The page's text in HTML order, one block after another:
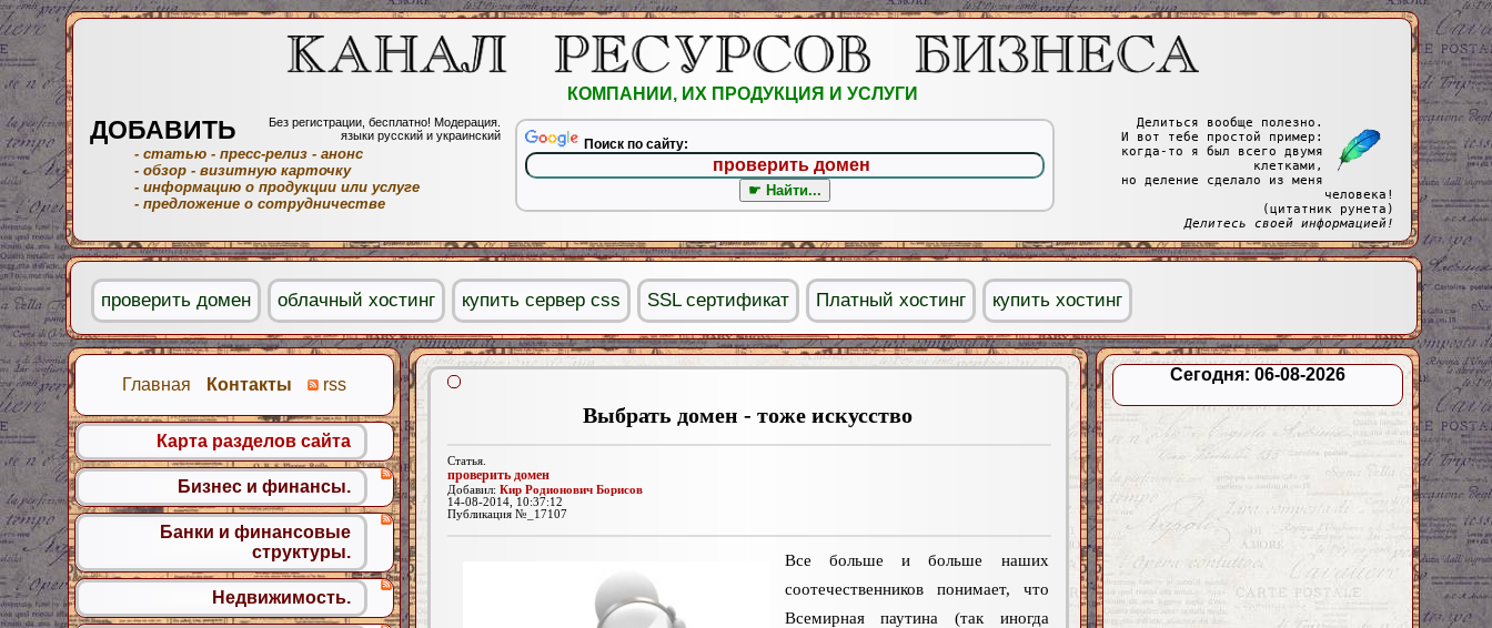
Выбрать домен - тоже искусство
Статья.
проверить домен
Добавил: Кир Родионович Борисов
14-08-2014, 10:37:12
Публикация №_17107
Все больше и больше наших
соотечественников понимает, что
Всемирная паутина (так иногда
Сегодня: 06-08-2026
Главная Контакты rss
Карта разделов сайта
Бизнес и финансы.
Банки и финансовые
структуры.
Недвижимость.
КОМПАНИИ, ИХ ПРОДУКЦИЯ И УСЛУГИ
ДОБАВИТЬ
Без регистрации, бесплатно! Модерация.
языки русский и украинский
- статью - пресс-релиз - анонс
- обзор - визитную карточку
- информацию о продукции или услуге
- предложение о сотрудничестве
Поиск по сайту:
Делиться вообще полезно.
И вот тебе простой пример:
когда-то я был всего двумя
клетками,
но деление сделало из меня
человека!
(цитатник рунета)
Делитесь своей информацией!
проверить домен облачный хостинг купить сервер css SSL сертификат Платный хостинг купить хостинг